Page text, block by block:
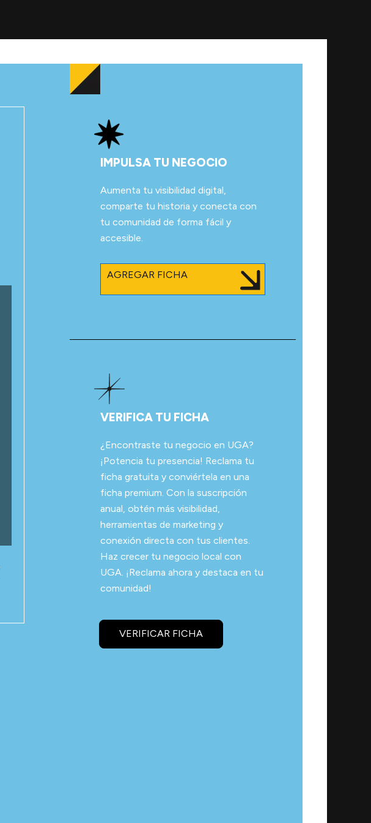
IMPULSA TU NEGOCIO
Aumenta tu visibilidad digital,
comparte tu historia y conecta con
tu comunidad de forma fácil y
accesible.
AGREGAR FICHA
VERIFICA TU FICHA
¿Encontraste tu negocio en UGA?
¡Potencia tu presencia! Reclama tu
ficha gratuita y conviértela en una
ficha premium. Con la suscripción
anual, obtén más visibilidad,
herramientas de marketing y
conexión directa con tus clientes.
Haz crecer tu negocio local con
UGA. ¡Reclama ahora y destaca en tu
comunidad!
VERIFICAR FICHA